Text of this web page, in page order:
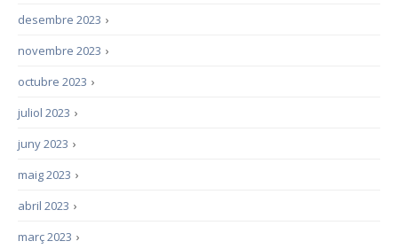
›
desembre 2023
›
novembre 2023
›
octubre 2023
›
juliol 2023
›
juny 2023
›
maig 2023
›
abril 2023
›
març 2023